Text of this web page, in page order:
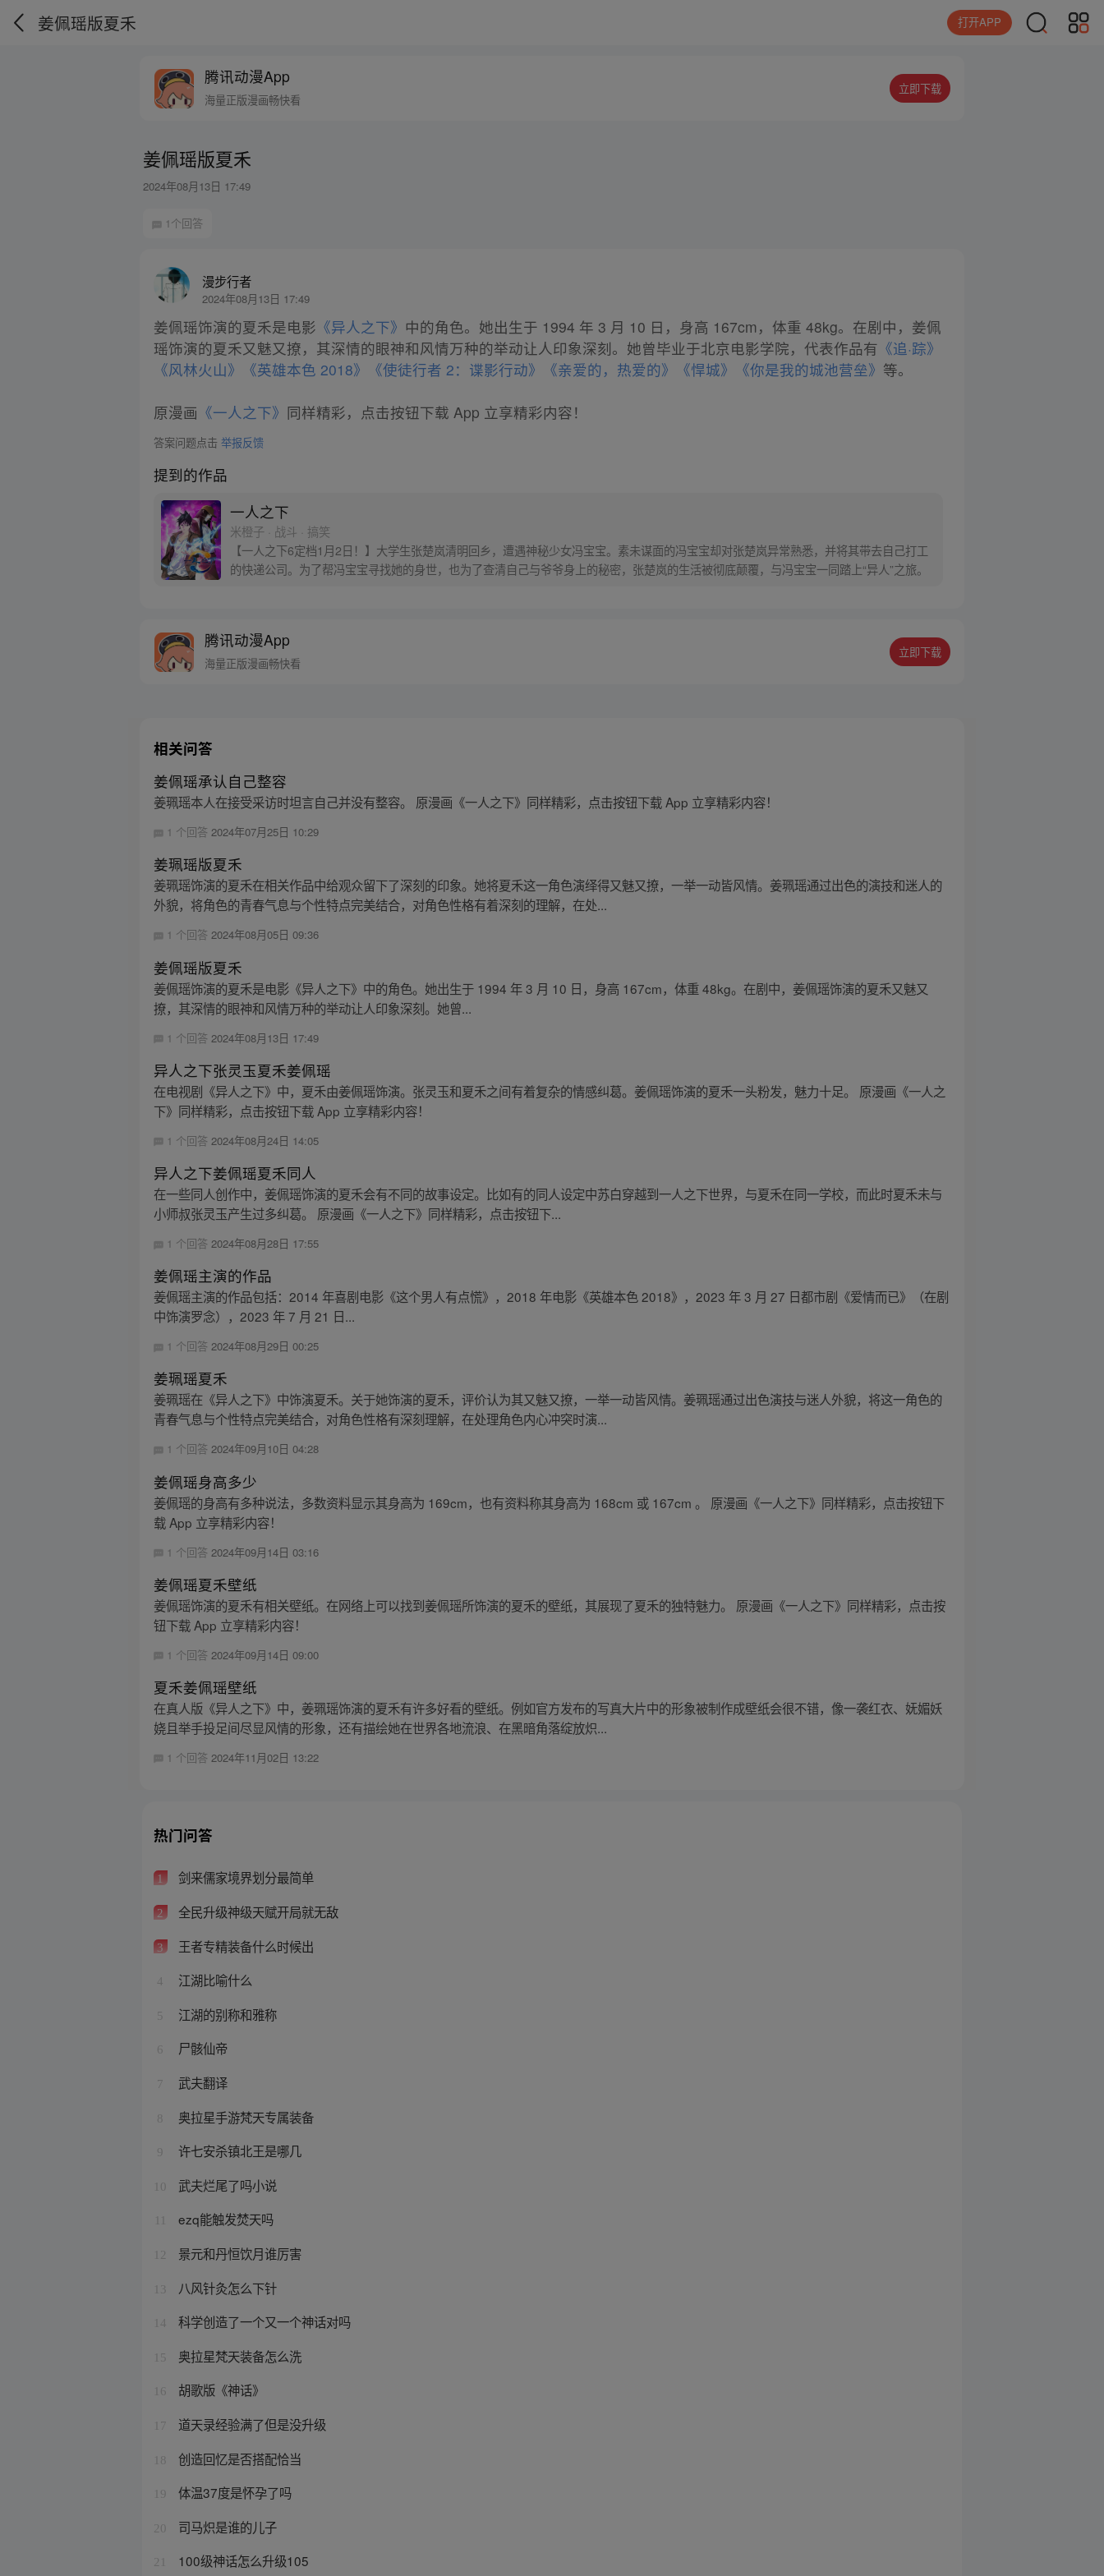
姜佩瑶版夏禾 打开APP
腾讯动漫App
海量正版漫画畅快看
立即下载
姜佩瑶版夏禾
2024年08月13日 17:49
1个回答
漫步行者
2024年08月13日 17:49
姜佩瑶饰演的夏禾是电影 《异人之下》 中的角色。她出生于 1994 年 3 月 10 日，身高 167cm，体重 48kg。在剧中，姜佩
瑶饰演的夏禾又魅又撩，其深情的眼神和风情万种的举动让人印象深刻。她曾毕业于北京电影学院，代表作品有 《追·踪》
《风林火山》
《英雄本色 2018》 《使徒行者 2：谍影行动》 《亲爱的，热爱的》 《悍城》 《你是我的城池营垒》 等。
原漫画 《一人之下》 同样精彩，点击按钮下载 App 立享精彩内容！
答案问题点击举报反馈
提到的作品
一人之下
米橙子 · 战斗 · 搞笑
【一人之下6定档1月2日！】大学生张楚岚清明回乡，遭遇神秘少女冯宝宝。素未谋面的冯宝宝却对张楚岚异常熟悉，并将其带去自己打工
的快递公司。为了帮冯宝宝寻找她的身世，也为了查清自己与爷爷身上的秘密，张楚岚的生活被彻底颠覆，与冯宝宝一同踏上“异人”之旅。
腾讯动漫App
海量正版漫画畅快看
立即下载
相关问答
姜佩瑶承认自己整容
姜珮瑶本人在接受采访时坦言自己并没有整容。 原漫画《一人之下》同样精彩，点击按钮下载 App 立享精彩内容！
1 个回答2024年07月25日 10:29
姜珮瑶版夏禾
姜珮瑶饰演的夏禾在相关作品中给观众留下了深刻的印象。她将夏禾这一角色演绎得又魅又撩，一举一动皆风情。姜珮瑶通过出色的演技和迷人的
外貌，将角色的青春气息与个性特点完美结合，对角色性格有着深刻的理解，在处...
1 个回答2024年08月05日 09:36
姜佩瑶版夏禾
姜佩瑶饰演的夏禾是电影《异人之下》中的角色。她出生于 1994 年 3 月 10 日，身高 167cm，体重 48kg。在剧中，姜佩瑶饰演的夏禾又魅又
撩，其深情的眼神和风情万种的举动让人印象深刻。她曾...
1 个回答 2024年08月13日 17:49
异人之下张灵玉夏禾姜佩瑶
在电视剧《异人之下》中，夏禾由姜佩瑶饰演。张灵玉和夏禾之间有着复杂的情感纠葛。姜佩瑶饰演的夏禾一头粉发，魅力十足。 原漫画《一人之
下》同样精彩，点击按钮下载 App 立享精彩内容！
1 个回答 2024年08月24日 14:05
异人之下姜佩瑶夏禾同人
在一些同人创作中，姜佩瑶饰演的夏禾会有不同的故事设定。比如有的同人设定中苏白穿越到一人之下世界，与夏禾在同一学校，而此时夏禾未与
小师叔张灵玉产生过多纠葛。 原漫画《一人之下》同样精彩，点击按钮下...
1 个回答2024年08月28日 17:55
姜佩瑶主演的作品
姜佩瑶主演的作品包括：2014 年喜剧电影《这个男人有点慌》，2018 年电影《英雄本色 2018》，2023 年 3 月 27 日都市剧《爱情而已》（在剧
中饰演罗念），2023 年 7 月 21 日...
1 个回答2024年08月29日 00:25
姜珮瑶夏禾
姜珮瑶在《异人之下》中饰演夏禾。关于她饰演的夏禾，评价认为其又魅又撩，一举一动皆风情。姜珮瑶通过出色演技与迷人外貌，将这一角色的
青春气息与个性特点完美结合，对角色性格有深刻理解，在处理角色内心冲突时演...
1 个回答2024年09月10日 04:28
姜佩瑶身高多少
姜佩瑶的身高有多种说法，多数资料显示其身高为 169cm，也有资料称其身高为 168cm 或 167cm 。 原漫画《一人之下》同样精彩，点击按钮下
载 App 立享精彩内容！
1 个回答 2024年09月14日 03:16
姜佩瑶夏禾壁纸
姜佩瑶饰演的夏禾有相关壁纸。在网络上可以找到姜佩瑶所饰演的夏禾的壁纸，其展现了夏禾的独特魅力。 原漫画《一人之下》同样精彩，点击按
钮下载 App 立享精彩内容！
1 个回答 2024年09月14日 09:00
夏禾姜佩瑶壁纸
在真人版《异人之下》中，姜珮瑶饰演的夏禾有许多好看的壁纸。例如官方发布的写真大片中的形象被制作成壁纸会很不错，像一袭红衣、妩媚妖
娆且举手投足间尽显风情的形象，还有描绘她在世界各地流浪、在黑暗角落绽放炽...
1 个回答2024年11月02日 13:22
热门问答
1 剑来儒家境界划分最简单
2 全民升级神级天赋开局就无敌
3 王者专精装备什么时候出
4 江湖比喻什么
5 江湖的别称和雅称
6 尸骸仙帝
7 武夫翻译
8 奥拉星手游梵天专属装备
9 许七安杀镇北王是哪几
10 武夫烂尾了吗小说
ezq能触发焚天吗
12 景元和丹恒饮月谁厉害
13 八风针灸怎么下针
14 科学创造了一个又一个神话对吗
15 奥拉星梵天装备怎么洗
16 胡歌版《神话》
17 道天录经验满了但是没升级
18 创造回忆是否搭配恰当
19 体温37度是怀孕了吗
20 司马炽是谁的儿子
21 100级神话怎么升级105